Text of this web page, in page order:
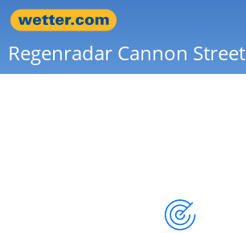
Regenradar Cannon Street